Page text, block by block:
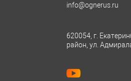
info@ognerus.ru
620054, г.
район, ул.